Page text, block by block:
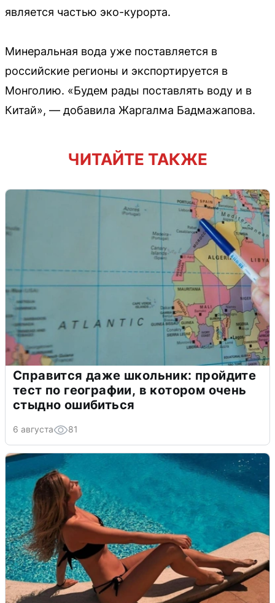
является частью эко-курорта.
Минеральная вода уже поставляется в
российские регионы и экспортируется в
Монголию. «Будем рады поставлять воду и в
Китай», — добавила Жаргалма Бадмажапова.
ЧИТАЙТЕ ТАКЖЕ
Справится даже школьник: пройдите
тест по географии, в котором очень
стыдно ошибиться
6 августа 81